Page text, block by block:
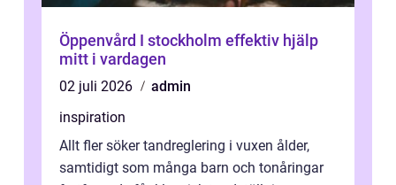
Öppenvård I stockholm effektiv hjälp
mitt i vardagen
02 juli 2026
admin
inspiration
Allt fler söker tandreglering i vuxen ålder,
samtidigt som många barn och tonåringar